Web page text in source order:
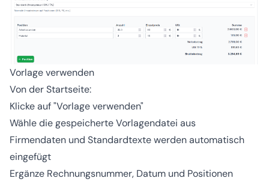
Vorlage verwenden
Von der Startseite:
Klicke auf "Vorlage verwenden"
Wähle die gespeicherte Vorlagendatei aus
Firmendaten und Standardtexte werden automatisch
eingefügt
Ergänze Rechnungsnummer, Datum und Positionen